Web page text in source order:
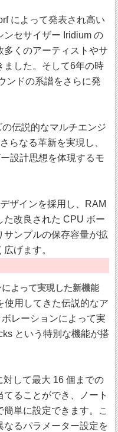
によって発表され高い
セサイザー Iridium の
多くのアーティストやサ
ました。そして6年の時
ンドの系譜をさらに発
伝説的なマルチエンジ
らなる革新を実現し、
設計思想を体現するモ
ザインを採用し、RAM
た改良された CPU ボー
サンプルの保存容量が拡
げます。
よって実現した新機能
使用してきた伝説的なア
レーションによって実
という特別な機能が搭
して最大 16 個までの
ることができ、ノート
単に設定できます。こ
るパラメーター設定を